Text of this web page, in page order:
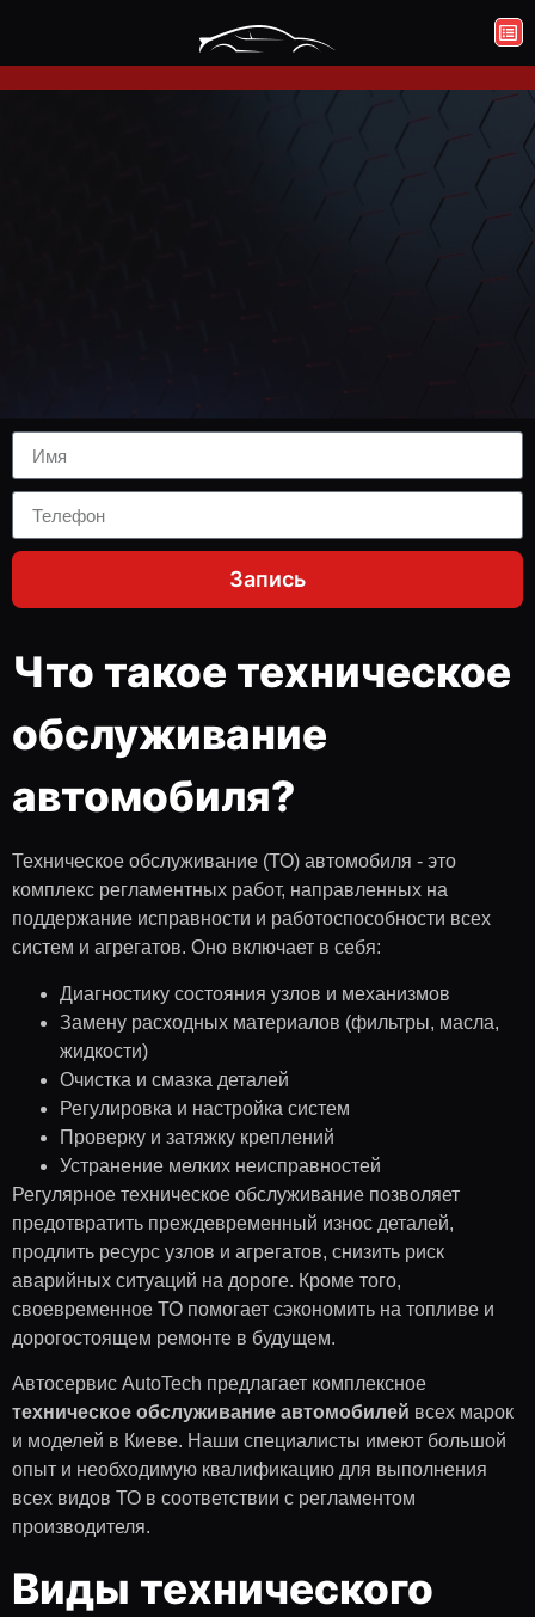
Запись
Что такое техническое
обслуживание
автомобиля?
Техническое обслуживание (ТО) автомобиля - это
комплекс регламентных работ, направленных на
поддержание исправности и работоспособности всех
систем и агрегатов. Оно включает в себя:
Диагностику состояния узлов и механизмов
Замену расходных материалов (фильтры, масла,
жидкости)
Очистка и смазка деталей
Регулировка и настройка систем
Проверку и затяжку креплений
Устранение мелких неисправностей
Регулярное техническое обслуживание позволяет
предотвратить преждевременный износ деталей,
продлить ресурс узлов и агрегатов, снизить риск
аварийных ситуаций на дороге. Кроме того,
своевременное ТО помогает сэкономить на топливе и
дорогостоящем ремонте в будущем.
Автосервис AutoTech предлагает комплексное
техническое обслуживание автомобилей всех марок
и моделей в Киеве. Наши специалисты имеют большой
опыт и необходимую квалификацию для выполнения
всех видов ТО в соответствии с регламентом
производителя.
Виды технического